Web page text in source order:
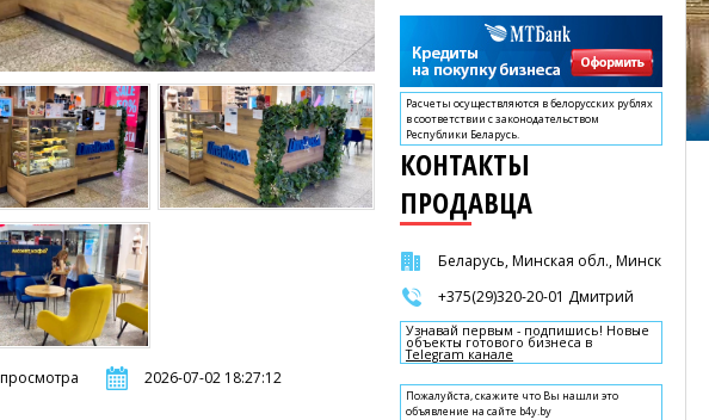
2026-07-02 18:27:12
Расчеты осуществляются в белорусских рублях
в соответствии с законодательством
Республики Беларусь.
КОНТАКТЫ
ПРОДАВЦА
Беларусь, Минская обл., Минск
+375(29)320-20-01 Дмитрий
Узнавай первым - подпишись! Новые
объекты готового бизнеса в
Telegram канале
Пожалуйста, скажите что Вы нашли это
объявление на сайте b4y.by